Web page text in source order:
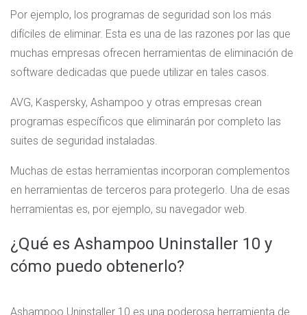
Por ejemplo, los programas de seguridad son los más
difíciles de eliminar. Esta es una de las razones por las que
muchas empresas ofrecen herramientas de eliminación de
software dedicadas que puede utilizar en tales casos.
AVG, Kaspersky, Ashampoo y otras empresas crean
programas específicos que eliminarán por completo las
suites de seguridad instaladas.
Muchas de estas herramientas incorporan complementos
en herramientas de terceros para protegerlo. Una de esas
herramientas es, por ejemplo, su navegador web.
¿Qué es Ashampoo Uninstaller 10 y
cómo puedo obtenerlo?
Ashampoo Uninstaller 10 es una poderosa herramienta de